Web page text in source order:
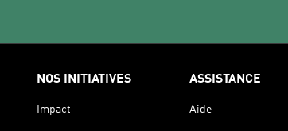
NOS INITIATIVES
Impact
ASSISTANCE
Aide